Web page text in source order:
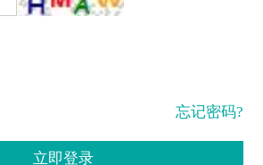
忘记密码?
立即登录